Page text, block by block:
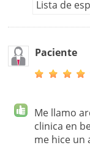
Lista de
Paciente
Me llamo
clinica en
me hice un